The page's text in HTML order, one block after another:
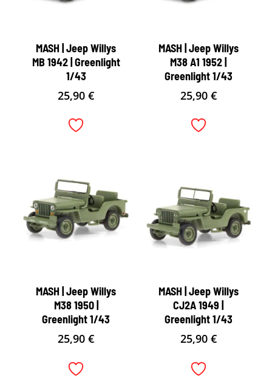
MASH | Jeep Willys
MB 1942 | Greenlight
1/43
25,90€
MASH | Jeep Willys
M38 A1 1952 |
Greenlight 1/43
25,90 €
MASH | Jeep Willys
M38 1950 |
Greenlight 1/43
25,90€
MASH | Jeep Willys
CJ2A 1949 |
Greenlight 1/43
25,90 €